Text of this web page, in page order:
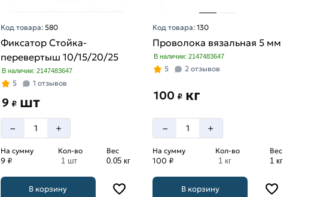
Код товара: 580
Фиксатор Стойка-
перевертыш 10/15/20/25
В наличии: 2147483647
5 1 отзывов
9 ₽ шт
– +
На сумму
9 ₽
Кол-во
1 шт
Вес
0.05 кг
В корзину
Код товара:130
Проволока вязальная 5 мм
В наличии: 2147483647
5 2 отзывов
100₽ кг
– +
На сумму
100 ₽
Кол-во
1 кг
Вес
1 кг
В корзину